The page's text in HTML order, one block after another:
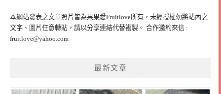
字:
本網站發表之文章照片皆為果果愛Fruitlove所有，未經授權勿將站內之
文字、圖片任意轉貼，請以分享連結代替複製。 合作邀約來信 :
fruitlove@yahoo.com
最新文章